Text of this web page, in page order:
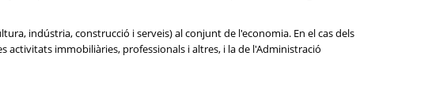
indústria, construcció i serveis) al conjunt de l'economia. En el cas dels
activitats immobiliàries, professionals i altres, i la de l'Administració